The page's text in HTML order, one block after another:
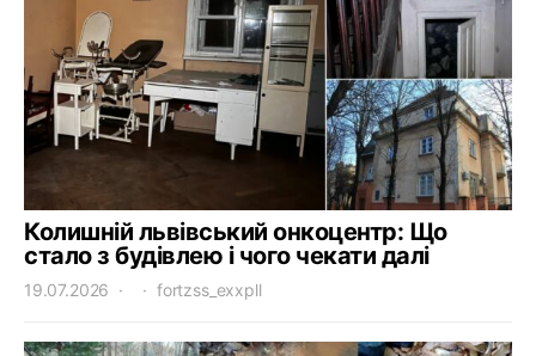
Колишній львівський онкоцентр: Що
стало з будівлею і чого чекати далі
19.07.2026 fortzss_exxpll